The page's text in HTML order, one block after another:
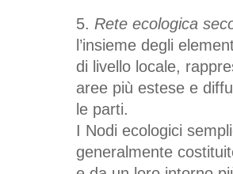
5. Rete ecologica
l’insieme degli
di livello locale,
aree più estese e
le parti.
I Nodi ecologici
generalmente